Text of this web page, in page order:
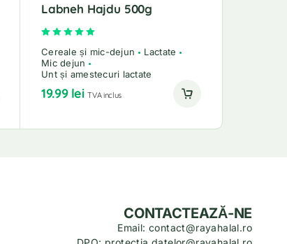
Labneh Hajdu 500g
Cereale și mic-dejun
Lactate
Mic dejun
Unt și amestecuri lactate
19.99 lei TVA inclus
CONTACTEAZĂ-NE
Email: contact@rayahalal.ro